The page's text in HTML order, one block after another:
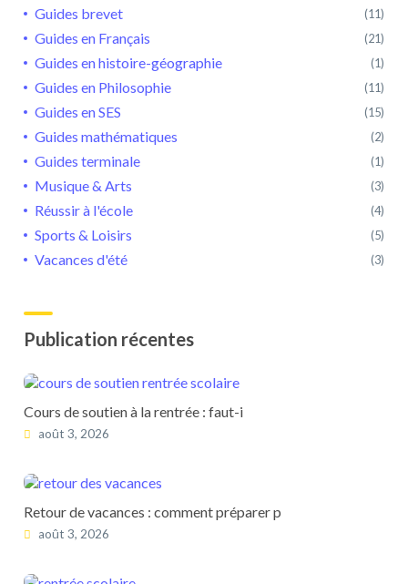
Guides brevet (11)
Guides en Français (21)
Guides en histoire-géographie (1)
Guides en Philosophie (11)
Guides en SES (15)
Guides mathématiques (2)
Guides terminale (1)
Musique & Arts (3)
Réussir à l'école (4)
Sports & Loisirs (5)
Vacances d'été (3)
Publication récentes
Cours de soutien à la rentrée : faut-i
août 3, 2026
Retour de vacances : comment préparer p
août 3, 2026